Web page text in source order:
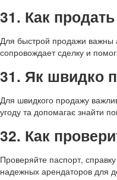
31. Как
Для быстрой продажи важны
сопровождает сделку и
31. Як швидко
Для швидкого продажу
угоду та допомагає знайти
32. Как
Проверяйте паспорт,
надежных арендаторов для